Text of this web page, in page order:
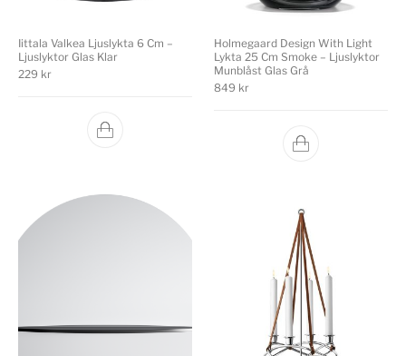
Iittala Valkea Ljuslykta 6 Cm –
Ljuslyktor Glas Klar
229 kr
Holmegaard Design With Light
Lykta 25 Cm Smoke – Ljuslyktor
Munblåst Glas Grå
849 kr